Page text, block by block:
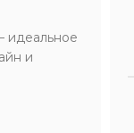
идеальное
и